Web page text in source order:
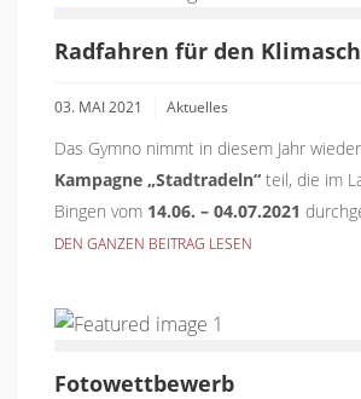
Radfahren für den
03. MAI 2021 Aktuelles
Das Gymno nimmt in diesem Jahr
Kampagne „Stadtradeln“ teil, die im
Bingen vom 14.06. – 04.07.2021
DEN GANZEN BEITRAG LESEN
Fotowettbewerb